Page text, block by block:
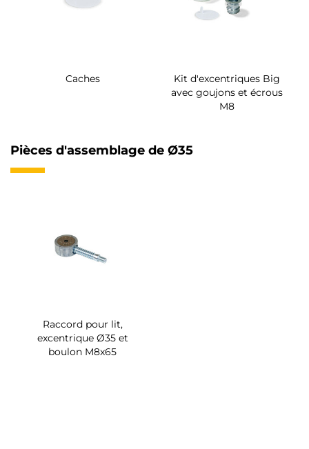
Caches
Kit d'excentriques Big
avec goujons et écrous
M8
Pièces d'assemblage de Ø35
Raccord pour lit,
excentrique Ø35 et
boulon M8x65